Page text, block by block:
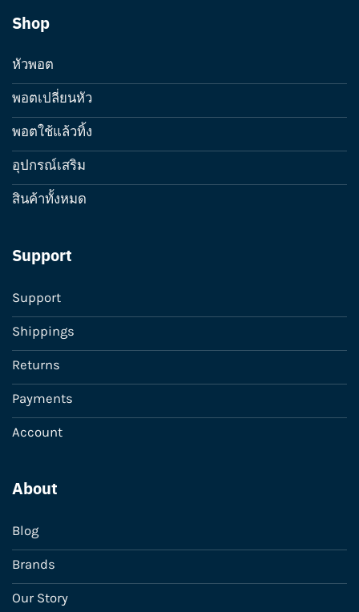
Shop
หัวพอต
พอตเปลี่ยนหัว
พอตใช้แล้วทิ้ง
อุปกรณ์เสริม
สินค้าทั้งหมด
Support
Support
Shippings
Returns
Payments
Account
About
Blog
Brands
Our Story